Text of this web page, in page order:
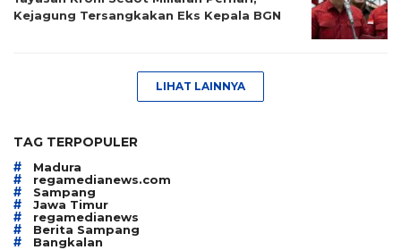
Kejagung Tersangkakan Eks Kepala BGN
LIHAT LAINNYA
TAG TERPOPULER
# Madura
# regamedianews.com
# Sampang
# Jawa Timur
# regamedianews
# Berita Sampang
# Bangkalan